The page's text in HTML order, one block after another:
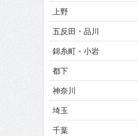
上野
五反田・品川
錦糸町・小岩
都下
神奈川
埼玉
千葉